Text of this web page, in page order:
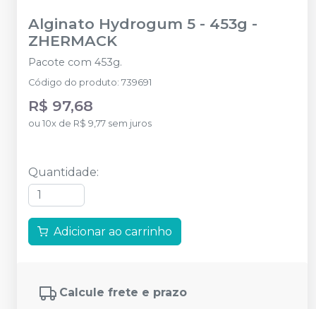
Alginato Hydrogum 5 - 453g -
ZHERMACK
Pacote com 453g.
Código do produto: 739691
R$ 97,68
ou 10x de R$ 9,77 sem juros
Quantidade:
Adicionar ao carrinho
Calcule frete e prazo